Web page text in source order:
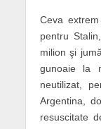
Ceva
pentru
milion şi
gunoaie la
neutilizat,
Argentina,
resuscitate